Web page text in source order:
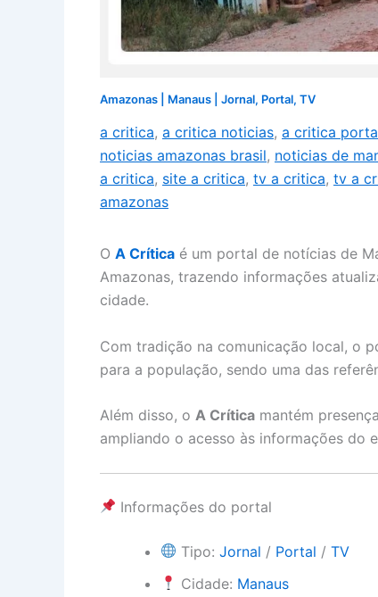
Amazonas Manaus Jornal, Portal, TV
a critica, a critica noticias, a critica
noticias amazonas brasil, noticias de
a critica, site a critica, tv a critica, tv a
amazonas
O A Crítica é um portal de notícias de
Amazonas, trazendo informações
cidade.
Com tradição na comunicação local, o
para a população, sendo uma das
Além disso, o A Crítica mantém
ampliando o acesso às informações do
Informações do portal
Tipo:Jornal / Portal /TV
Cidade: Manaus